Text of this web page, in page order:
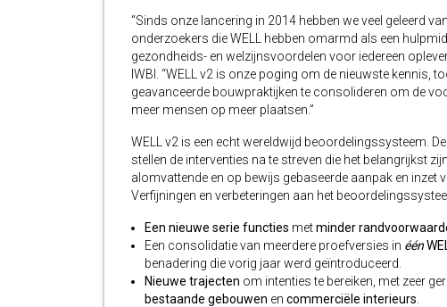
“Sinds onze lancering in 2014 hebben we veel geleerd
onderzoekers die WELL hebben omarmd als een
gezondheids- en welzijnsvoordelen voor iedereen
IWBI. “WELL v2 is onze poging om de nieuwste kennis,
geavanceerde bouwpraktijken te consolideren om de
meer mensen op meer plaatsen.”
WELL v2 is een echt wereldwijd beoordelingssysteem.
stellen de interventies na te streven die het belangrijkst
alomvattende en op bewijs gebaseerde aanpak en inzet
Verfijningen en verbeteringen aan het
Een nieuwe serie functies metminder
Een consolidatie van meerdere proefversies in één
benadering die vorig jaar werd geïntroduceerd.
Nieuwe trajecten om intenties te bereiken, met zeer
bestaande gebouwen en commerciële interieurs